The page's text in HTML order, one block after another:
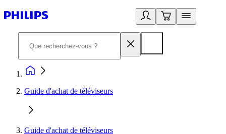
Guide d'achat de téléviseurs
Guide d'achat de téléviseurs